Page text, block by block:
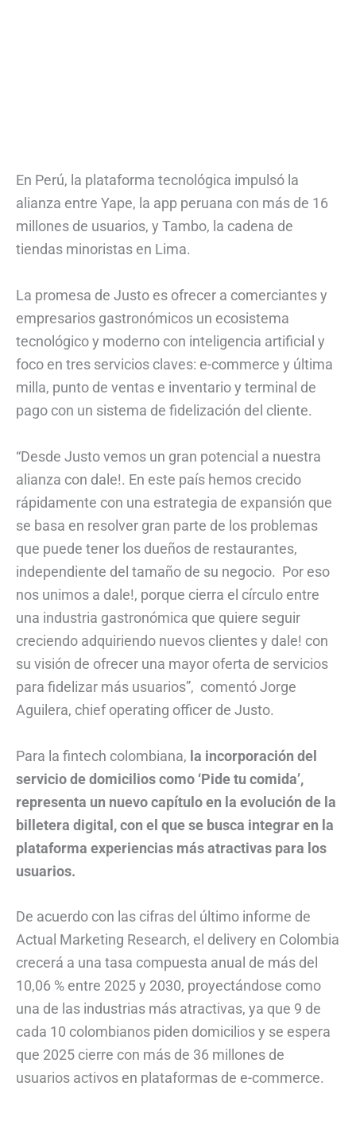
En Perú, la plataforma tecnológica impulsó la
alianza entre Yape, la app peruana con más de 16
millones de usuarios, y Tambo, la cadena de
tiendas minoristas en Lima.
La promesa de Justo es ofrecer a comerciantes y
empresarios gastronómicos un ecosistema
tecnológico y moderno con inteligencia artificial y
foco en tres servicios claves: e-commerce y última
milla, punto de ventas e inventario y terminal de
pago con un sistema de fidelización del cliente.
“Desde Justo vemos un gran potencial a nuestra
alianza con dale!. En este país hemos crecido
rápidamente con una estrategia de expansión que
se basa en resolver gran parte de los problemas
que puede tener los dueños de restaurantes,
independiente del tamaño de su negocio. Por eso
nos unimos a dale!, porque cierra el círculo entre
una industria gastronómica que quiere seguir
creciendo adquiriendo nuevos clientes y dale! con
su visión de ofrecer una mayor oferta de servicios
para fidelizar más usuarios”, comentó Jorge
Aguilera, chief operating officer de Justo.
Para la fintech colombiana, la incorporación del
servicio de domicilios como ‘Pide tu comida’,
representa un nuevo capítulo en la evolución de la
billetera digital, con el que se busca integrar en la
plataforma experiencias más atractivas para los
usuarios.
De acuerdo con las cifras del último informe de
Actual Marketing Research, el delivery en Colombia
crecerá a una tasa compuesta anual de más del
10,06 % entre 2025 y 2030, proyectándose como
una de las industrias más atractivas, ya que 9 de
cada 10 colombianos piden domicilios y se espera
que 2025 cierre con más de 36 millones de
usuarios activos en plataformas de e-commerce.